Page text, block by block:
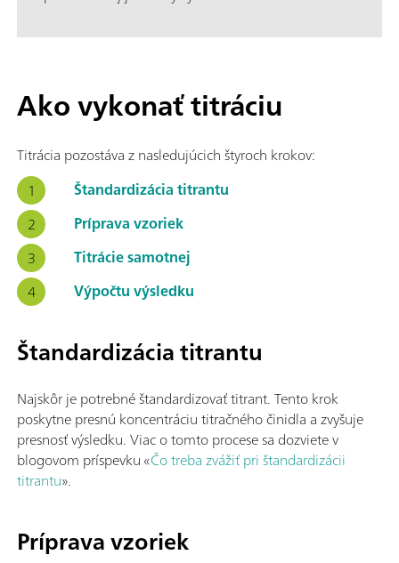
Ako vykonať titráciu
Titrácia pozostáva z nasledujúcich štyroch krokov:
Štandardizácia titrantu
Príprava vzoriek
Titrácie samotnej
Výpočtu výsledku
Štandardizácia titrantu
Najskôr je potrebné štandardizovať titrant. Tento krok
poskytne presnú koncentráciu titračného činidla a zvyšuje
presnosť výsledku. Viac o tomto procese sa dozviete v
blogovom príspevku «Čo treba zvážiť pri štandardizácii
titrantu».
Príprava vzoriek